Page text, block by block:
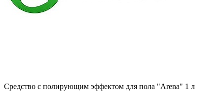
Средство с полирующим эффектом для пола "Arena" 1 л